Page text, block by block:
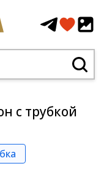
с трубкой